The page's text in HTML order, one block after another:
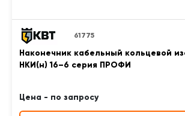
61775
Наконечник кабельный кольцевой
НКИ(н) 16–6 серия ПРОФИ
Цена - по запросу